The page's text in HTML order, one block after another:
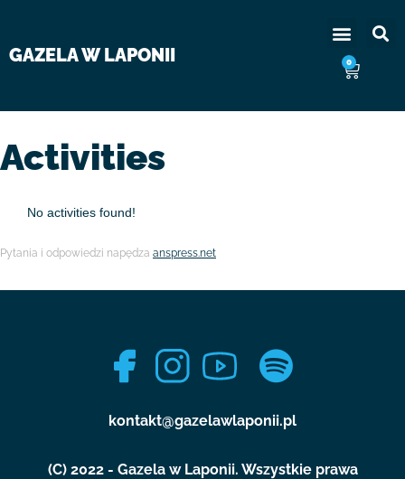
GAZELA W LAPONII 0
Activities
No activities found!
Pytania i odpowiedzi napędza anspress.net
kontakt@gazelawlaponii.pl
(C) 2022 - Gazela w Laponii. Wszystkie prawa